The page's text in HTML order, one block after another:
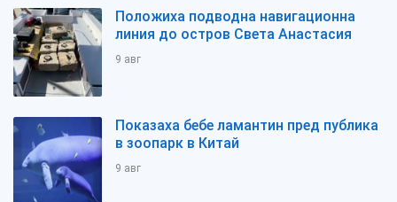
Положиха подводна навигационна
линия до остров Света Анастасия
9 авг
Показаха бебе ламантин пред публика
в зоопарк в Китай
9 авг